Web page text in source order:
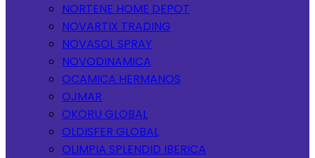
NORTENE HOME DEPOT
NOVARTIX TRADING
NOVASOL SPRAY
NOVODINAMICA
OCAMICA HERMANOS
OJMAR
OKORU GLOBAL
OLDISFER GLOBAL
OLIMPIA SPLENDID IBERICA